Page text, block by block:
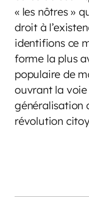
« les nôtres »
droit à
identifions ce
forme la plus
populaire de
ouvrant la
généralisation
révolution